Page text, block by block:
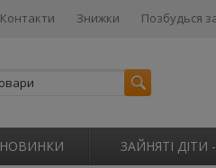
Контакти Знижки Позбудься
НОВИНКИ ЗАЙНЯТІ